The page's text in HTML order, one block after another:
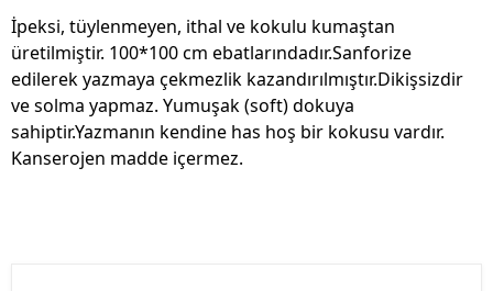
İpeksi, tüylenmeyen, ithal ve kokulu kumaştan
üretilmiştir. 100*100 cm ebatlarındadır.Sanforize
edilerek yazmaya çekmezlik kazandırılmıştır.Dikişsizdir
ve solma yapmaz. Yumuşak (soft) dokuya
sahiptir.Yazmanın kendine has hoş bir kokusu vardır.
Kanserojen madde içermez.